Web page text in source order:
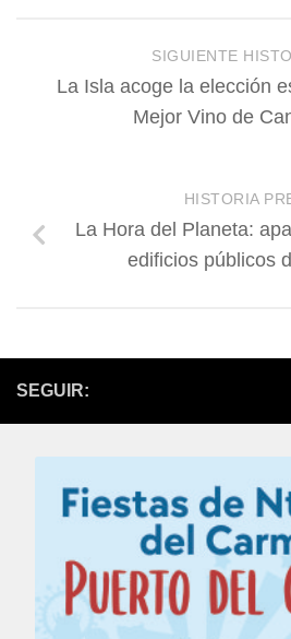
SIGUIENTE
La Isla acoge la elección
Mejor Vino de
HISTORIA
La Hora del Planeta:
edificios públicos
SEGUIR: